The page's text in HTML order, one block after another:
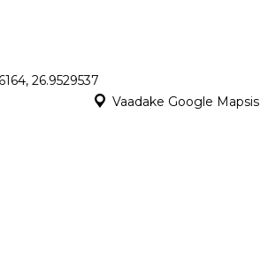
26.9529537
Vaadake Google Mapsis